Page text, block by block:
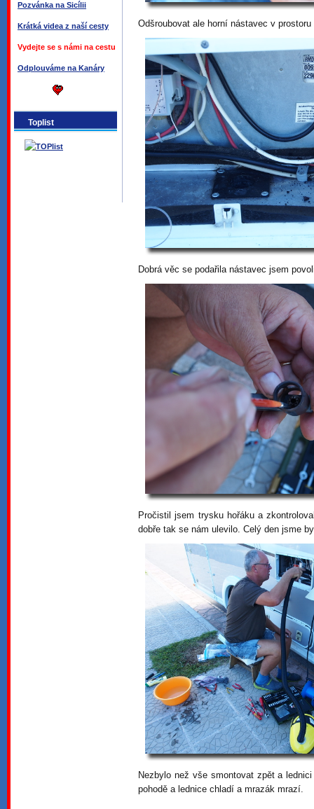
Pozvánka na Sicílii
Krátká videa z naší cesty
Vydejte se s námi na cestu
Odplouváme na Kanáry
Toplist
Odšroubovat ale horní nástavec v
Dobrá věc se podařila nástavec jsem
Pročistil jsem trysku hořáku a
dobře tak se nám ulevilo. Celý den jsme
Nezbylo než vše smontovat zpět a
pohodě a lednice chladí a mrazák mrazí.